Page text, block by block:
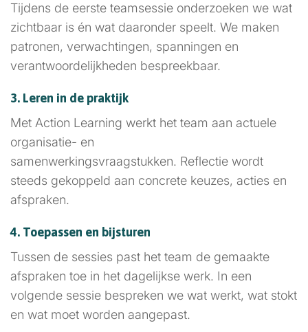
Tijdens de eerste teamsessie onderzoeken we wat
zichtbaar is én wat daaronder speelt. We maken
patronen, verwachtingen, spanningen en
verantwoordelijkheden bespreekbaar.
3. Leren in de praktijk
Met Action Learning werkt het team aan actuele
organisatie- en
samenwerkingsvraagstukken. Reflectie wordt
steeds gekoppeld aan concrete keuzes, acties en
afspraken.
4. Toepassen en bijsturen
Tussen de sessies past het team de gemaakte
afspraken toe in het dagelijkse werk. In een
volgende sessie bespreken we wat werkt, wat stokt
en wat moet worden aangepast.